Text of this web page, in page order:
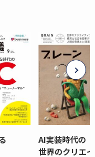
AI実装時代の
世界のクリエ